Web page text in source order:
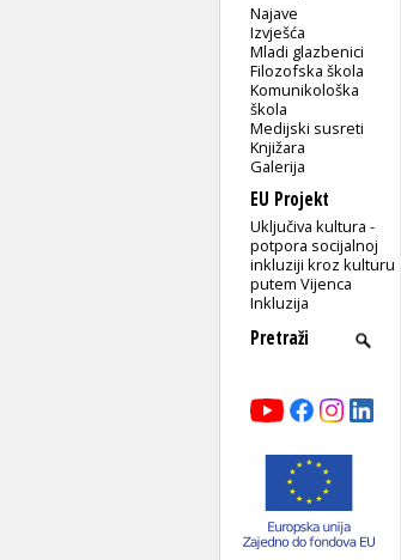
Najave
Izvješća
Mladi glazbenici
Filozofska škola
Komunikološka
škola
Medijski susreti
Knjižara
Galerija
EU Projekt
Uključiva kultura -
potpora socijalnoj
inkluziji kroz kulturu
putem Vijenca
Inkluzija